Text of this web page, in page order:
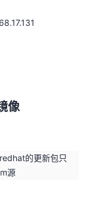
像
的更新包只
源